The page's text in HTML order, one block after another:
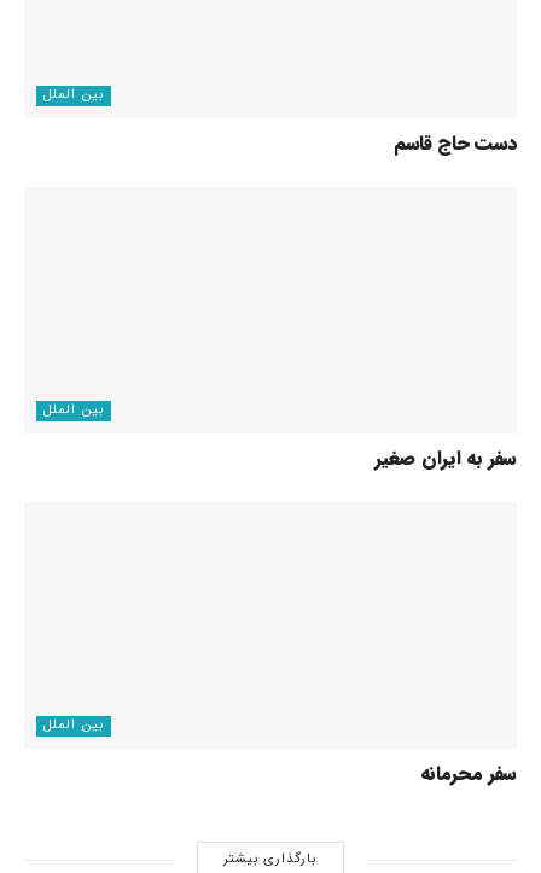
بین الملل
دست حاج قاسم
بین الملل
سفر به ایران صغیر
بین الملل
سفر محرمانه
بارگذاری بیشتر